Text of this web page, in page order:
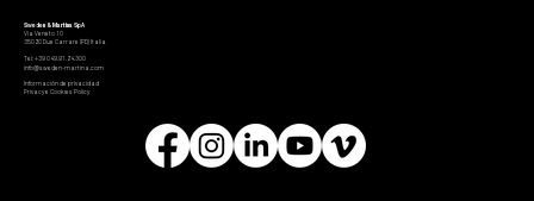
Sweden & Martina SpA
Via Veneto 10
35020 Due Carrare (PD) Italia
Tel: +39 049.91.24.300
info@sweden-martina.com
Privacy e Cookies Policy
Información de privacidad